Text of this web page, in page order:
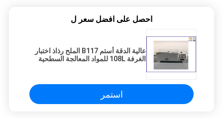
احصل على افضل سعر ل
عالية الدقة أستم B117 الملح رذاذ اختبار
الغرفة 108L للمواد المعالجة السطحية
استمر